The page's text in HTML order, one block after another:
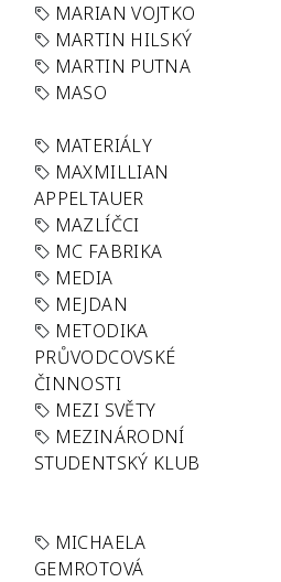
MARIAN VOJTKO
MARTIN HILSKÝ
MARTIN PUTNA
MASO
MATERIÁLY
MAXMILLIAN
APPELTAUER
MAZLÍČCI
MC FABRIKA
MEDIA
MEJDAN
METODIKA
PRŮVODCOVSKÉ
ČINNOSTI
MEZI SVĚTY
MEZINÁRODNÍ
STUDENTSKÝ KLUB
MICHAELA
GEMROTOVÁ